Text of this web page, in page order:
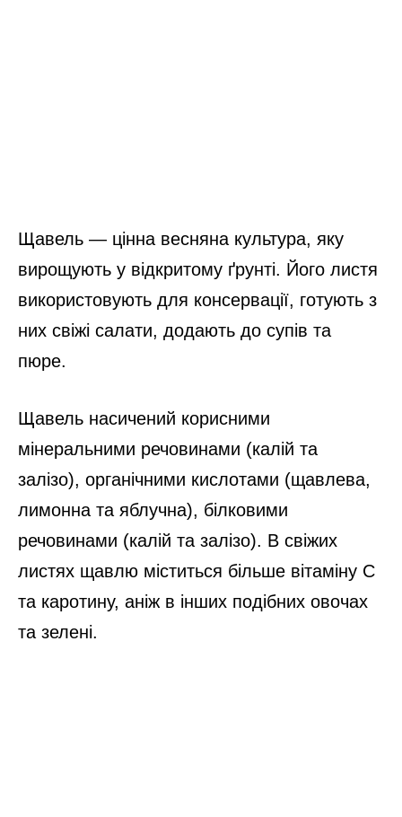
Щавель — цінна весняна культура, яку
вирощують у відкритому ґрунті. Його листя
використовують для консервації, готують з
них свіжі салати, додають до супів та
пюре.
Щавель насичений корисними
мінеральними речовинами (калій та
залізо), органічними кислотами (щавлева,
лимонна та яблучна), білковими
речовинами (калій та залізо). В свіжих
листях щавлю міститься більше вітаміну С
та каротину, аніж в інших подібних овочах
та зелені.